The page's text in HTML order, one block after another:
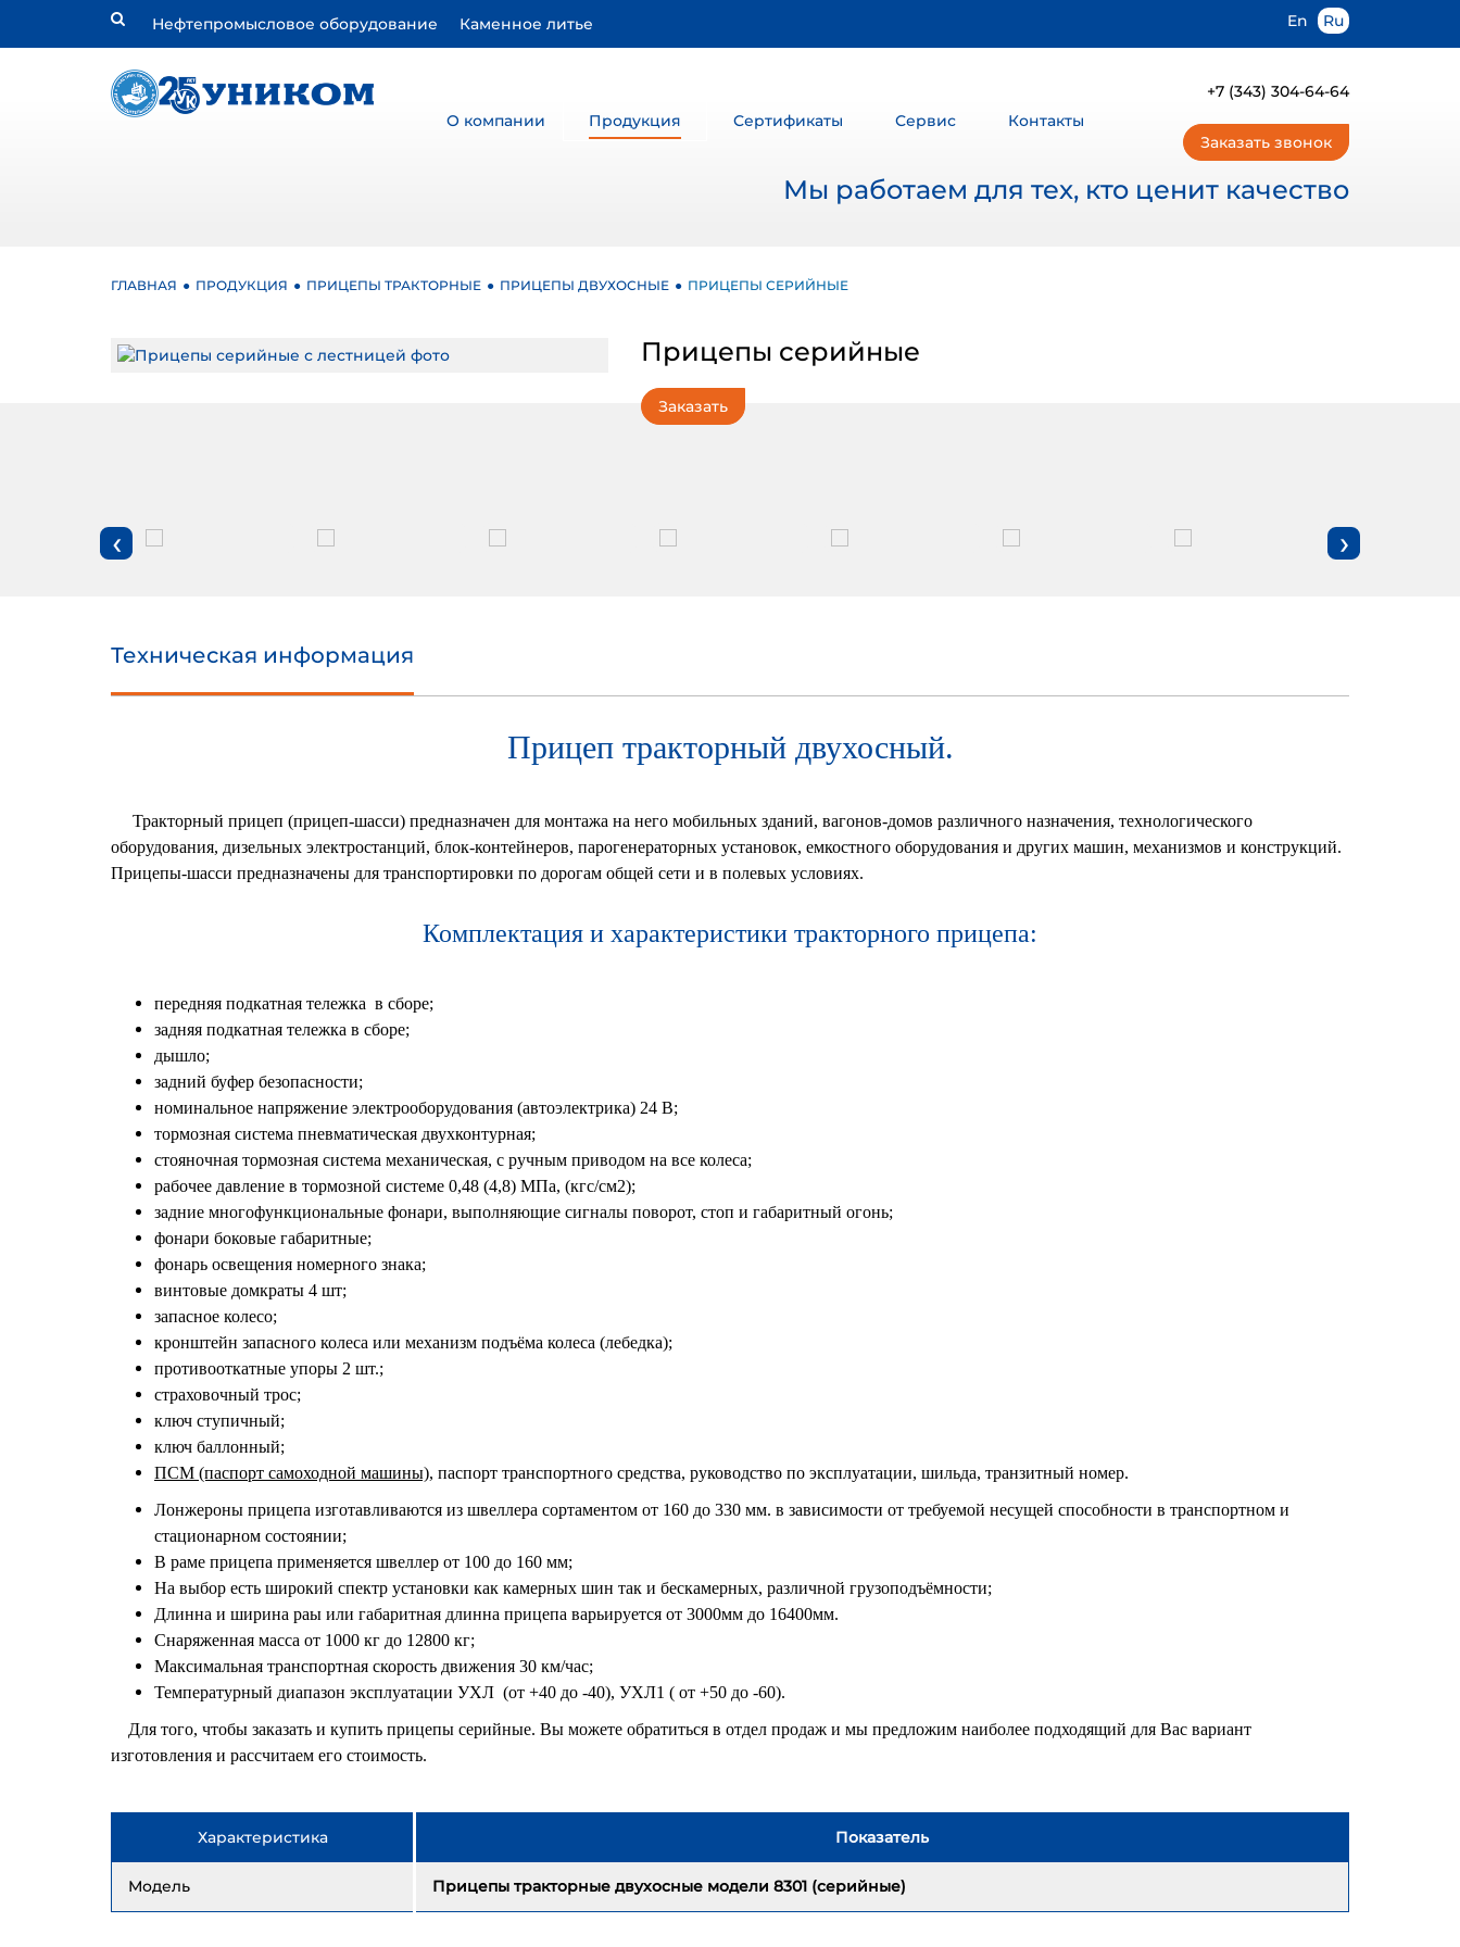
Нефтепромысловое оборудование Каменное литье En Ru
О компании Продукция Сертификаты Сервис Контакты
+7 (343) 304-64-64
Заказать звонок
Мы работаем для тех, кто ценит качество
ГЛАВНАЯ ПРОДУКЦИЯ ПРИЦЕПЫ ТРАКТОРНЫЕ ПРИЦЕПЫ ДВУХОСНЫЕ ПРИЦЕПЫ СЕРИЙНЫЕ
Прицепы серийные
Заказать
‹ ›
Техническая информация
Прицеп тракторный двухосный.
Тракторный прицеп (прицеп-шасси) предназначен для монтажа на него мобильных зданий, вагонов-домов различного назначения, технологического
оборудования, дизельных электростанций, блок-контейнеров, парогенераторных установок, емкостного оборудования и других машин, механизмов и конструкций.
Прицепы-шасси предназначены для транспортировки по дорогам общей сети и в полевых условиях.
Комплектация и характеристики тракторного прицепа:
передняя подкатная тележка в сборе;
задняя подкатная тележка в сборе;
дышло;
задний буфер безопасности;
номинальное напряжение электрооборудования (автоэлектрика) 24 В;
тормозная система пневматическая двухконтурная;
стояночная тормозная система механическая, с ручным приводом на все колеса;
рабочее давление в тормозной системе 0,48 (4,8) МПа, (кгс/см2);
задние многофункциональные фонари, выполняющие сигналы поворот, стоп и габаритный огонь;
фонари боковые габаритные;
фонарь освещения номерного знака;
винтовые домкраты 4 шт;
запасное колесо;
кронштейн запасного колеса или механизм подъёма колеса (лебедка);
противооткатные упоры 2 шт.;
страховочный трос;
ключ ступичный;
ключ баллонный;
ПСМ (паспорт самоходной машины), паспорт транспортного средства, руководство по эксплуатации, шильда, транзитный номер.
Лонжероны прицепа изготавливаются из швеллера сортаментом от 160 до 330 мм. в зависимости от требуемой несущей способности в транспортном и
стационарном состоянии;
В раме прицепа применяется швеллер от 100 до 160 мм;
На выбор есть широкий спектр установки как камерных шин так и бескамерных, различной грузоподъёмности;
Длинна и ширина раы или габаритная длинна прицепа варьируется от 3000мм до 16400мм.
Снаряженная масса от 1000 кг до 12800 кг;
Максимальная транспортная скорость движения 30 км/час;
Температурный диапазон эксплуатации УХЛ (от +40 до -40), УХЛ1 ( от +50 до -60).
Для того, чтобы заказать и купить прицепы серийные. Вы можете обратиться в отдел продаж и мы предложим наиболее подходящий для Вас вариант
изготовления и рассчитаем его стоимость.
Характеристика Показатель
Модель Прицепы тракторные двухосные модели 8301 (серийные)